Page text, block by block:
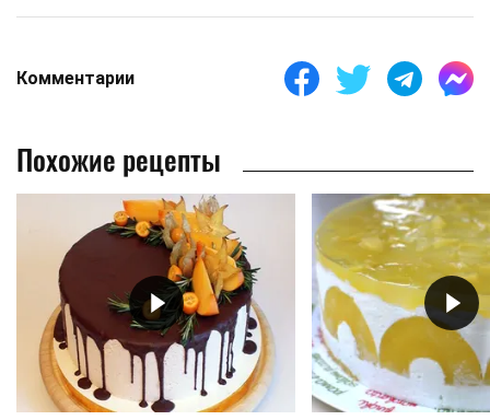
Комментарии
Похожие рецепты